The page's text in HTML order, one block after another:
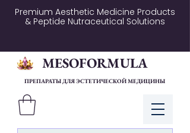
Premium Aesthetic Medicine Products
& Peptide Nutraceutical Solutions
Войти
MESOFORMULA
ПРЕПАРАТЫ ДЛЯ ЭСТЕТИЧЕСКОЙ МЕДИЦИНЫ